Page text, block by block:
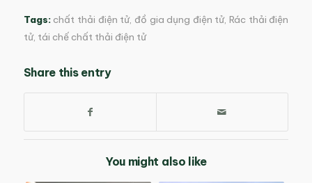
Tags: chất thải điện tử, đồ gia dụng điện tử,Rác thải điện
tử, tái chế chất thải điện tử
Share this entry
You might also like